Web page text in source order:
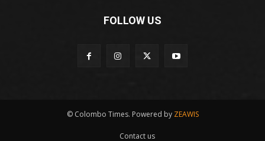
FOLLOW US
© Colombo Times. Powered by ZEAWIS
Contact us